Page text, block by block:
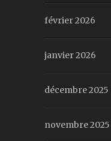
février 2026
janvier 2026
décembre 2025
novembre 2025